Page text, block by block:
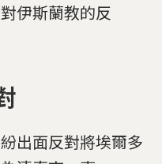
伊斯蘭教的反
出面反對將埃爾多